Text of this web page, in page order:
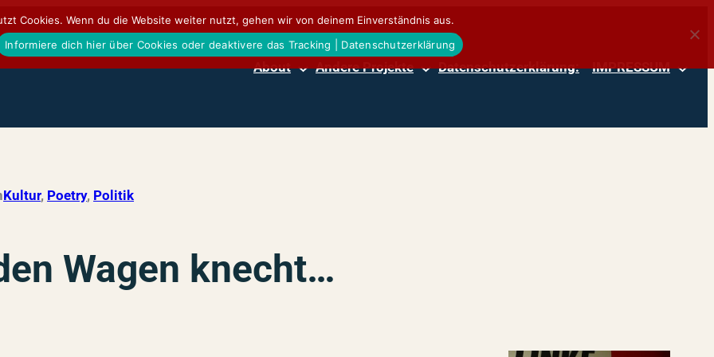
About Andere Projekte Datenschutzerklärung: IMPRESSUM
Kultur, Poetry, Politik
Wagen knecht…
Cookies. Wenn du die Website weiter nutzt, gehen wir von deinem Einverständnis aus.
Informiere dich hier über Cookies oder deaktivere das Tracking | Datenschutzerklärung